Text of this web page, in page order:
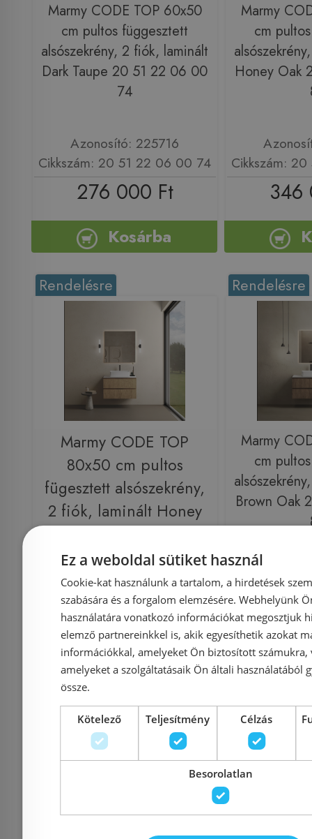
Marmy CODE TOP 60x50
cm pultos függesztett
alsószekrény, 2 fiók, laminált
Dark Taupe 20 51 22 06 00
74
Azonosító: 225716
Cikkszám: 20 51 22 06 00 74
276 000 Ft
Kosárba
Marmy
cm
Honey Oak
Cikkszám:
346
Rendelésre
Marmy CODE TOP
80x50 cm pultos
fügesztett alsószekrény,
2 fiók, laminált Honey
Azonosító: 225730
Cikkszám: 20 51 22 08 00 85
316 000 Ft
Kosárba
Rendelésre
Marmy
cm
Brown Oak
Cikkszám:
346
Rendelésre Rendelésre
Ez a weboldal sütiket használ
Cookie-kat használunk a tartalom, a hirdetések
szabására és a forgalom elemzésére. Webhelyünk
használatára vonatkozó információkat megosztjuk
elemző partnereinkkel is, akik egyesíthetik azokat
információkkal, amelyeket Ön biztosított számukra,
amelyeket a szolgáltatásaik Ön általi használatából
össze.
Kötelező Teljesítmény Célzás
Besorolatlan